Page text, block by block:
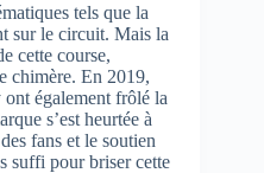
tels que la
sur le circuit. Mais la
cette course,
chimère. En 2019,
également frôlé la
s’est heurtée à
fans et le soutien
suffi pour briser cette